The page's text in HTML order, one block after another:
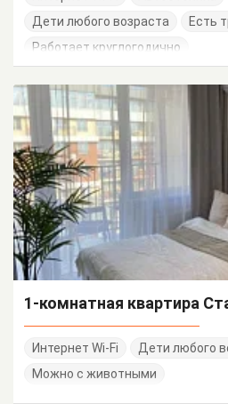
Дети любого возраста
Есть
Работает круглогодично
Интернет Wi-Fi
Дети любого
Можно с животными